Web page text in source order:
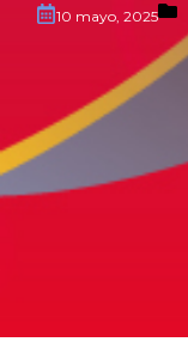
10 mayo, 2025